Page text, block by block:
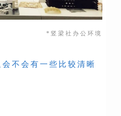
*竖 梁社办 公环 境
不会有一些比较清晰